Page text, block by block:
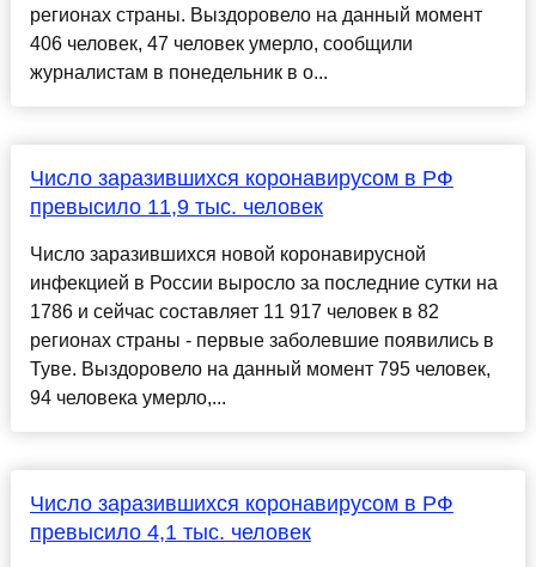
регионах страны. Выздоровело на данный момент
406 человек, 47 человек умерло, сообщили
журналистам в понедельник в о...
Число заразившихся коронавирусом в РФ
превысило 11,9 тыс. человек
Число заразившихся новой коронавирусной
инфекцией в России выросло за последние сутки на
1786 и сейчас составляет 11 917 человек в 82
регионах страны - первые заболевшие появились в
Туве. Выздоровело на данный момент 795 человек,
94 человека умерло,...
Число заразившихся коронавирусом в РФ
превысило 4,1 тыс. человек